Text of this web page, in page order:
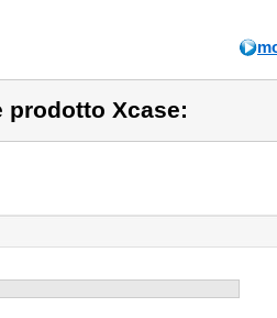
prodotto Xcase: